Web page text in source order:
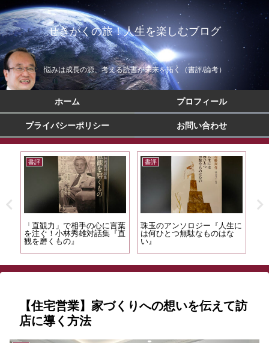
せきがくの旅！人生を楽しむブログ
悩みは成長の源、考える読書が未来を拓く（書評/論考）
ホーム プロフィール
プライバシーポリシー お問い合わせ
書評
「直観力」で相手の心に言葉
を注ぐ！小林秀雄対話集『直
観を磨くもの』
書評
珠玉のアンソロジー『人生に
は何ひとつ無駄なものはな
い』
【住宅営業】家づくりへの想いを伝えて訪
店に導く方法